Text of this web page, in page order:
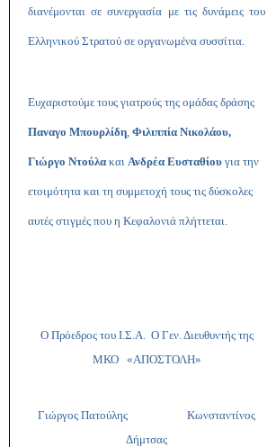
διανέμονται σε συνεργασία με τις δυνάμεις του
Ελληνικού Στρατού σε οργανωμένα συσσίτια.
Ευχαριστούμε τους γιατρούς της ομάδας δράσης
Παναγο Μπουρλίδη, Φιλιππία Νικολάου,
Γιώργο Ντούλα και Ανδρέα Ευσταθίου για την
ετοιμότητα και τη συμμετοχή τους τις δύσκολες
αυτές στιγμές που η Κεφαλονιά πλήττεται.
Ο Πρόεδρος του Ι.Σ.Α. Ο Γεν. Διευθυντής της
ΜΚΟ «ΑΠΟΣΤΟΛΗ»
Γιώργος Πατούλης Κωνσταντίνος
Δήμτσας